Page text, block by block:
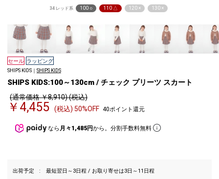
34 レッド系 100 ○ 110 △ 120 × 130 ×
セール ラッピング
SHIPS KIDS｜ SHIPS KIDS
SHIPS KIDS:100～130cm / チェック プリーツ スカート
(通常価格 ￥8,910) (税込)
￥4,455 (税込) 50%OFF 40ポイント還元
なら 月々1,485円から。分割手数料無料
出荷予定
最短翌日～3日程 / お取り寄せは3日～11日程